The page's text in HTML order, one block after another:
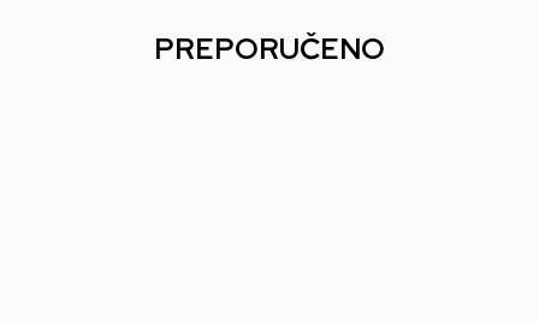
PREPORUČENO